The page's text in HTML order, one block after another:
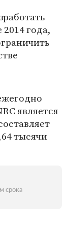
года,
является
тысячи
срока